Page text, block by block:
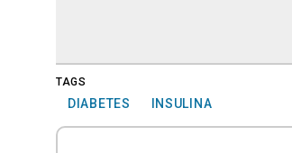
TAGS
DIABETES INSULINA